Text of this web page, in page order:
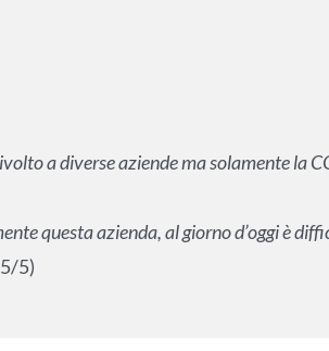
a diverse aziende ma solamente la
questa azienda, al giorno d’oggi è
5)